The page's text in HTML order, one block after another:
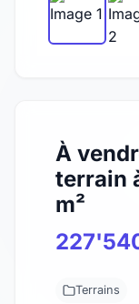
À
terrain
m²
Terrains